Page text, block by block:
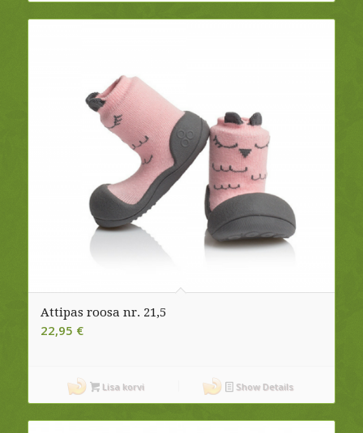
Attipas roosa nr. 21,5
22,95 €
Lisa korvi Show Details